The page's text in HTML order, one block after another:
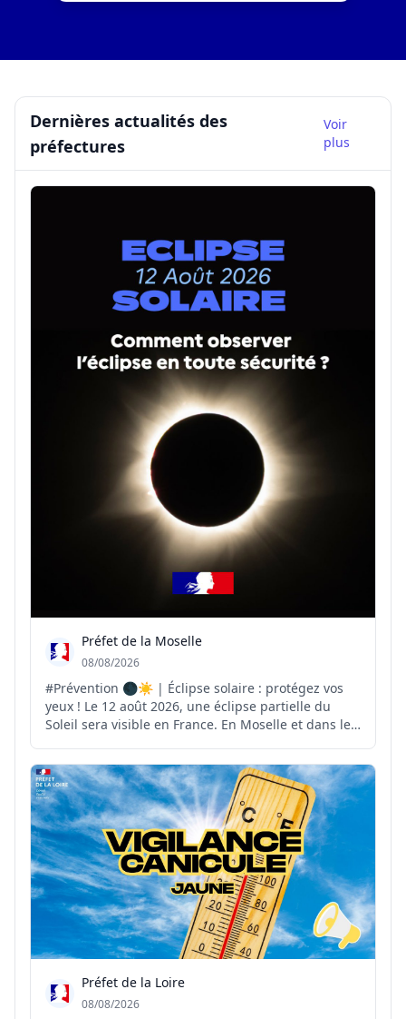
Dernières actualités des
préfectures
Voir
plus
Préfet de la Moselle
08/08/2026
#Prévention 🌑☀️ | Éclipse solaire : protégez vos
yeux ! Le 12 août 2026, une éclipse partielle du
Soleil sera visible en France. En Moselle et dans le
atteindre environ 70 %. ⚠️ Pour observer ce
phénomène en toute sécurité, il est indispensable
d'util...
Préfet de la Loire
08/08/2026